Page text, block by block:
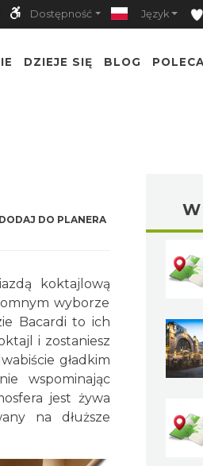
Dostępność Język
DZIEJE SIĘ BLOG
DODAJ DO PLANERA
koktajlową
wyborze
Bacardi to ich
i zostaniesz
gładkim
wspominając
jest żywa
na dłuższe